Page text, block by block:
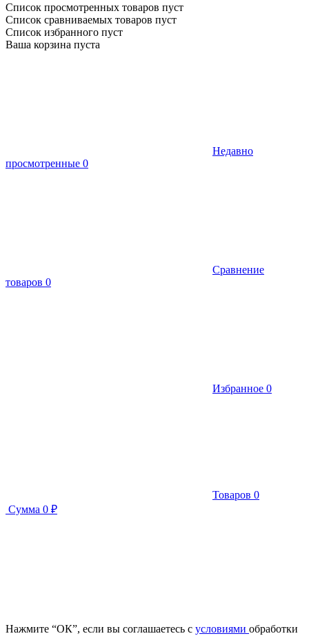
Список просмотренных товаров пуст
Список сравниваемых товаров пуст
Список избранного пуст
Ваша корзина пуста
Недавно
просмотренные 0
Сравнение
товаров 0
Избранное 0
Товаров 0
Сумма 0 ₽
Нажмите “ОК”, если вы соглашаетесь с условиями обработки